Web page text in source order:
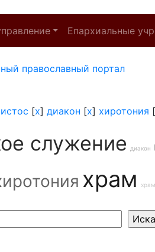
Епархиальные
православный портал
[x] диакон [x] хиротония [
служение диакон
храм